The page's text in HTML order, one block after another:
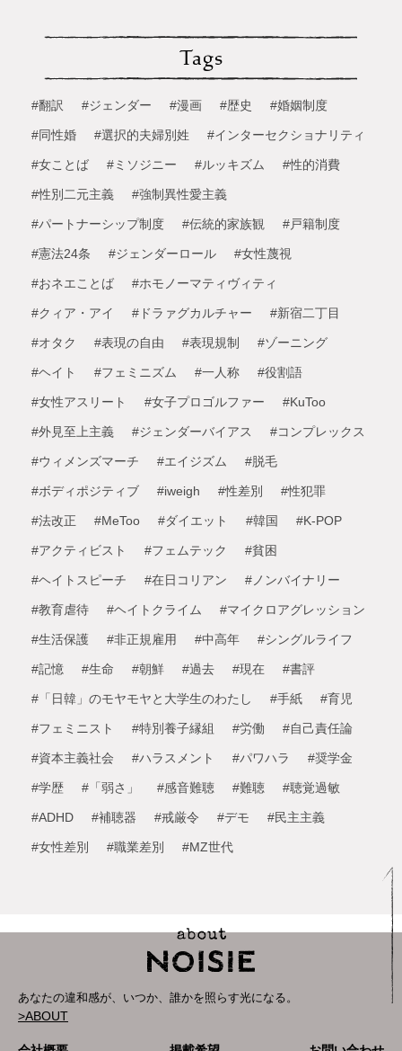
Tags
#翻訳 #ジェンダー #漫画 #歴史 #婚姻制度
#同性婚 #選択的夫婦別姓 #インターセクショナリティ
#女ことば #ミソジニー #ルッキズム #性的消費
#性別二元主義 #強制異性愛主義
#パートナーシップ制度 #伝統的家族観 #戸籍制度
#憲法24条 #ジェンダーロール #女性蔑視
#おネエことば #ホモノーマティヴィティ
#クィア・アイ #ドラァグカルチャー #新宿二丁目
#オタク #表現の自由 #表現規制 #ゾーニング
#ヘイト #フェミニズム #一人称 #役割語
#女性アスリート #女子プロゴルファー #KuToo
#外見至上主義 #ジェンダーバイアス #コンプレックス
#ウィメンズマーチ #エイジズム #脱毛
#ボディポジティブ #iweigh #性差別 #性犯罪
#法改正 #MeToo #ダイエット #韓国 #K-POP
#アクティビスト #フェムテック #貧困
#ヘイトスピーチ #在日コリアン #ノンバイナリー
#教育虐待 #ヘイトクライム #マイクロアグレッション
#生活保護 #非正規雇用 #中高年 #シングルライフ
#記憶 #生命 #朝鮮 #過去 #現在 #書評
#「日韓」のモヤモヤと大学生のわたし #手紙 #育児
#フェミニスト #特別養子縁組 #労働 #自己責任論
#資本主義社会 #ハラスメント #パワハラ #奨学金
#学歴 #「弱さ」 #感音難聴 #難聴 #聴覚過敏
#ADHD #補聴器 #戒厳令 #デモ #民主主義
#女性差別 #職業差別 #MZ世代
あなたの違和感が、いつか、誰かを照らす光になる。
>ABOUT